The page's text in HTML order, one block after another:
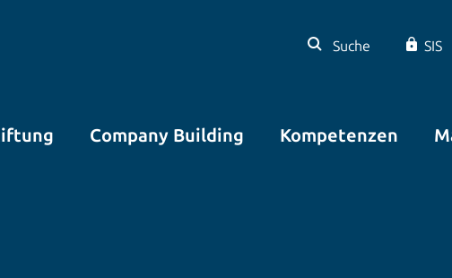
Suche SIS
Company Building Kompetenzen